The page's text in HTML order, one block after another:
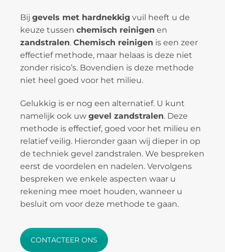
Bij gevels met hardnekkig vuil heeft u de
keuze tussen chemisch reinigen en
zandstralen. Chemisch reinigen is een zeer
effectief methode, maar helaas is deze niet
zonder risico’s. Bovendien is deze methode
niet heel goed voor het milieu.
Gelukkig is er nog een alternatief. U kunt
namelijk ook uw gevel zandstralen. Deze
methode is effectief, goed voor het milieu en
relatief veilig. Hieronder gaan wij dieper in op
de techniek gevel zandstralen. We bespreken
eerst de voordelen en nadelen. Vervolgens
bespreken we enkele aspecten waar u
rekening mee moet houden, wanneer u
besluit om voor deze methode te gaan.
CONTACTEER ONS